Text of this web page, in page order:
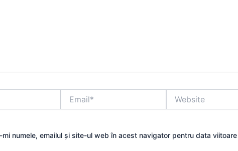
mi numele, emailul și site-ul web în acest navigator pentru data